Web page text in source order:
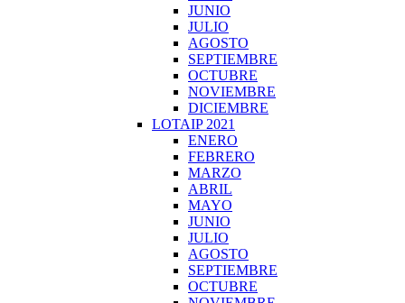
JUNIO
JULIO
AGOSTO
SEPTIEMBRE
OCTUBRE
NOVIEMBRE
DICIEMBRE
LOTAIP 2021
ENERO
FEBRERO
MARZO
ABRIL
MAYO
JUNIO
JULIO
AGOSTO
SEPTIEMBRE
OCTUBRE